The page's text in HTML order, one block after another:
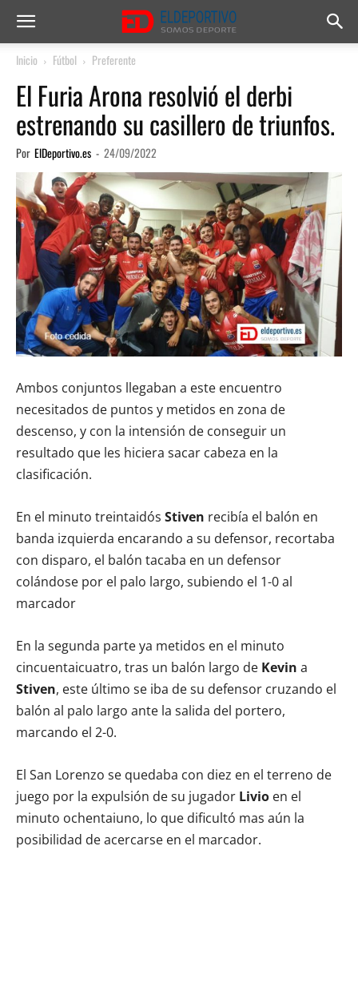
Inicio Fútbol Preferente
El Furia Arona resolvió el derbi
estrenando su casillero de triunfos.
Por ElDeportivo.es - 24/09/2022
Ambos conjuntos llegaban a este encuentro
necesitados de puntos y metidos en zona de
descenso, y con la intensión de conseguir un
resultado que les hiciera sacar cabeza en la
clasificación.
En el minuto treintaidós Stiven recibía el balón en
banda izquierda encarando a su defensor, recortaba
con disparo, el balón tacaba en un defensor
colándose por el palo largo, subiendo el 1-0 al
marcador
En la segunda parte ya metidos en el minuto
cincuentaicuatro, tras un balón largo de Kevin a
Stiven, este último se iba de su defensor cruzando el
balón al palo largo ante la salida del portero,
marcando el 2-0.
El San Lorenzo se quedaba con diez en el terreno de
juego por la expulsión de su jugador Livio en el
minuto ochentaiuno, lo que dificultó mas aún la
posibilidad de acercarse en el marcador.